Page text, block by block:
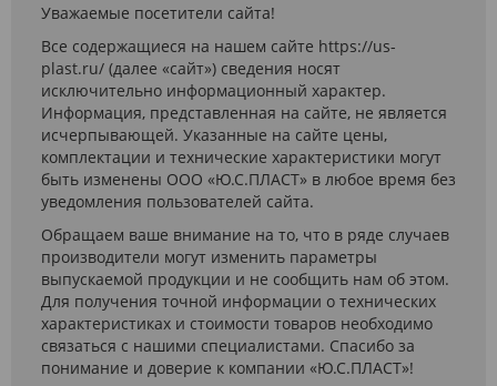
Уважаемые посетители сайта!
Все содержащиеся на нашем сайте https://us-
plast.ru/ (далее «сайт») сведения носят
исключительно информационный характер.
Информация, представленная на сайте, не является
исчерпывающей. Указанные на сайте цены,
комплектации и технические характеристики могут
быть изменены ООО «Ю.С.ПЛАСТ» в любое время без
уведомления пользователей сайта.
Обращаем ваше внимание на то, что в ряде случаев
производители могут изменить параметры
выпускаемой продукции и не сообщить нам об этом.
Для получения точной информации о технических
характеристиках и стоимости товаров необходимо
связаться с нашими специалистами. Спасибо за
понимание и доверие к компании «Ю.С.ПЛАСТ»!